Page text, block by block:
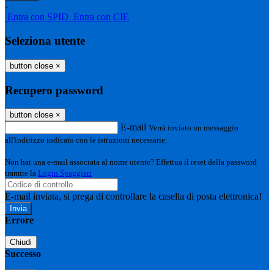
-
Entra con SPID Entra con CIE
Seleziona utente
button close ×
Recupero password
button close ×
E-mail Verrà inviato un messaggio
all'indirizzo indicato con le istruzioni necessarie.
Non hai una e-mail associata al nome utente? Effettua il reset della password
tramite la Login Spaggiari
E-mail inviata, si prega di controllare la casella di posta elettronica!
Errore
Chiudi
Successo